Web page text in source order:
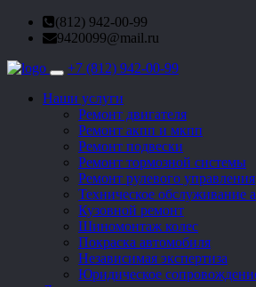
(812) 942-00-99
9420099@mail.ru
Toggle
+7 (812) 942-00-99
Наши услуги
Ремонт двигателя
Ремонт акпп и мкпп
Ремонт подвески
Ремонт тормозной системы
Ремонт рулевого управления
Техническое обслуживание
Кузовной ремонт
Шиномонтаж колес
Покраска автомобиля
Независимая экспертиза
Юридическое